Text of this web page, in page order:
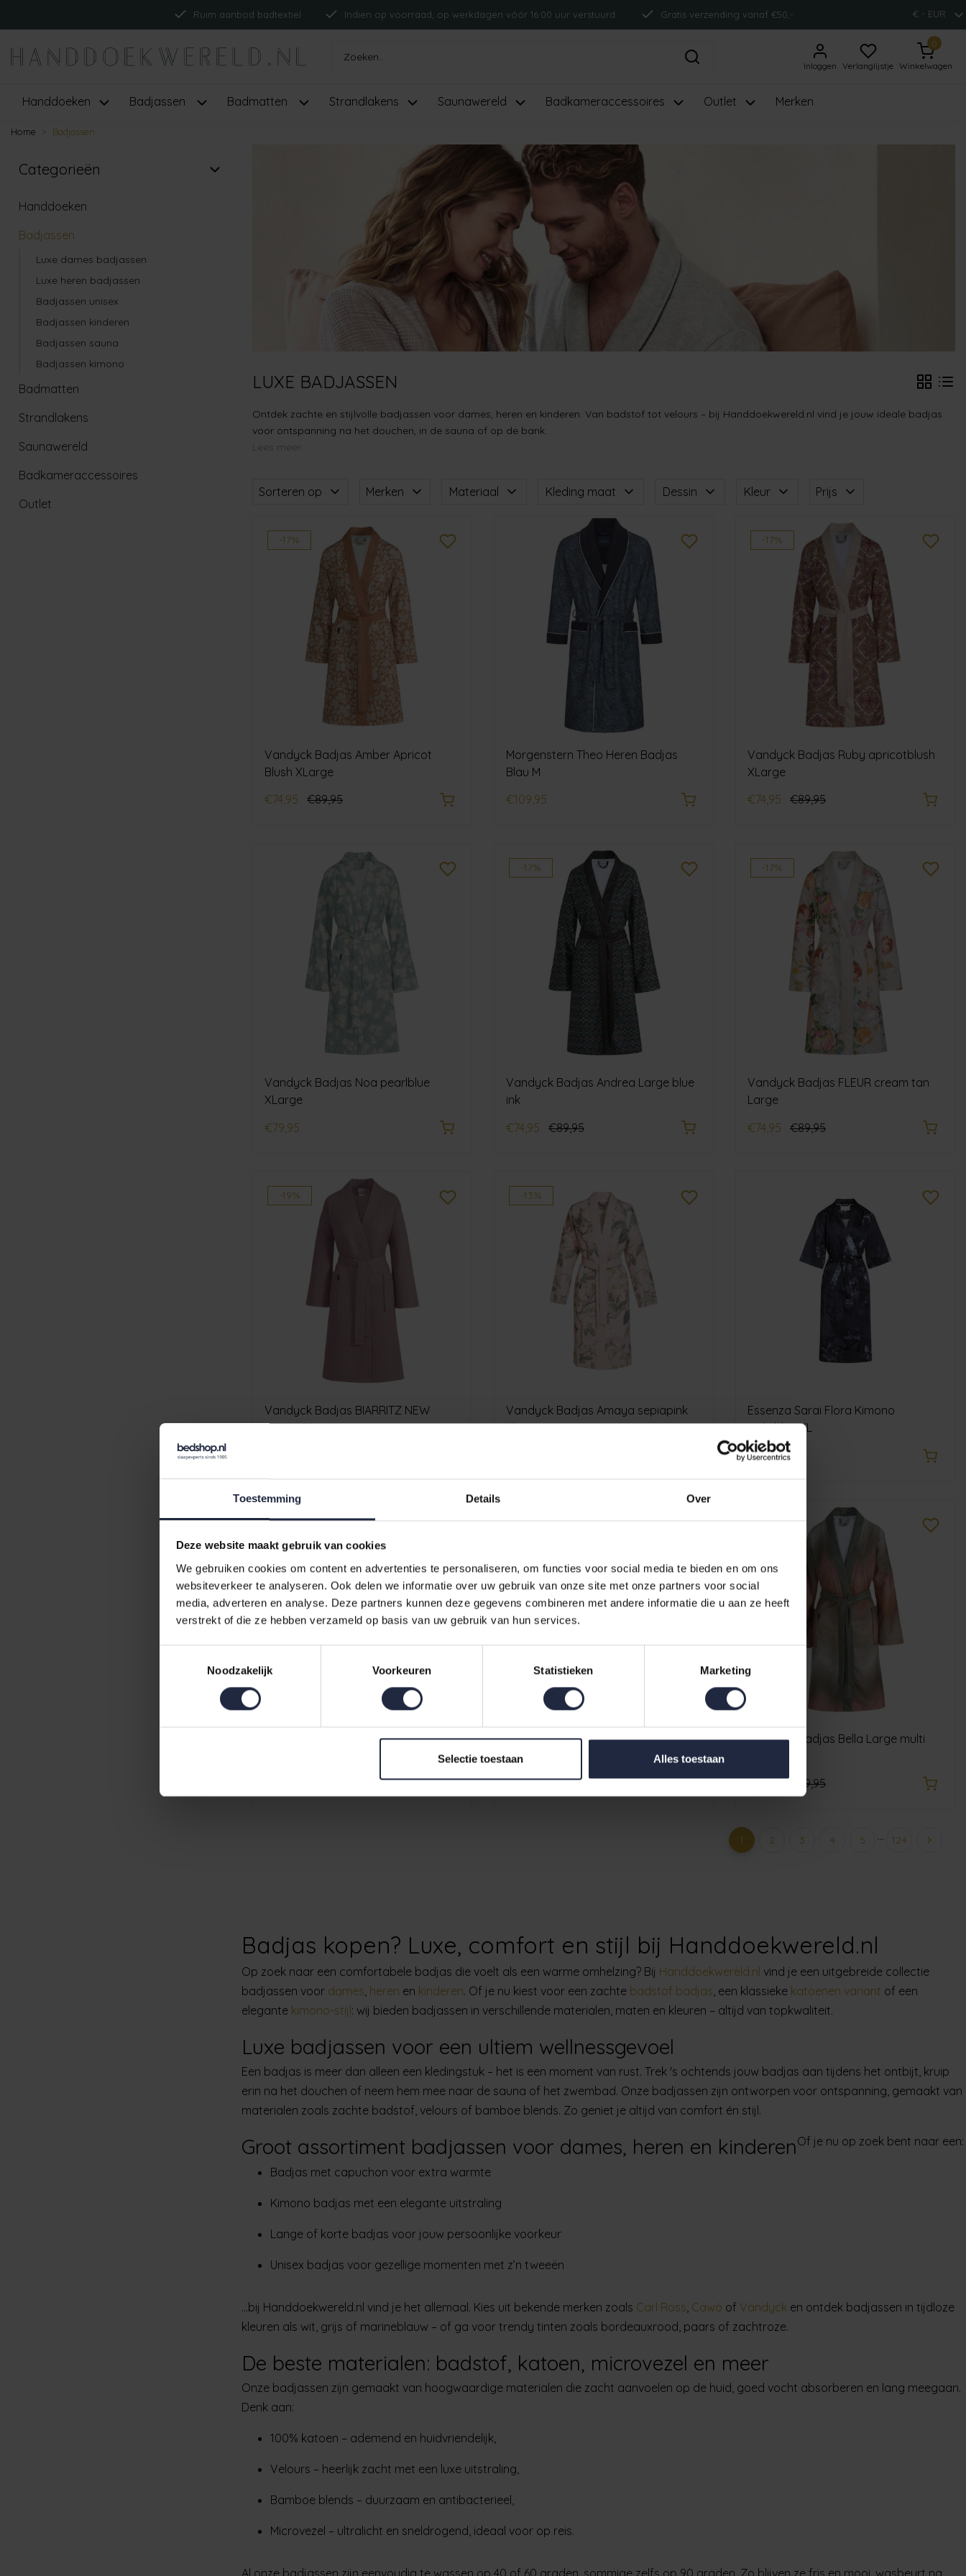
Toestemming Details Over
Deze website maakt gebruik van cookies
We gebruiken cookies om content en advertenties te personaliseren, om functies voor social media te bieden en om ons
websiteverkeer te analyseren. Ook delen we informatie over uw gebruik van onze site met onze partners voor social
media, adverteren en analyse. Deze partners kunnen deze gegevens combineren met andere informatie die u aan ze heeft
verstrekt of die ze hebben verzameld op basis van uw gebruik van hun services.
Noodzakelijk
Voorkeuren Statistieken Marketing
Selectie toestaan Alles toestaan
Ruim aanbod badtextiel Indien op voorraad, op werkdagen vóór 16:00 uur verstuurd. Gratis verzending vanaf €50,- € - EUR
Inloggen Verlanglijstje
0
Winkelwagen
Handdoeken Badjassen Badmatten Strandlakens Saunawereld Badkameraccessoires Outlet Merken
Home Badjassen
Categorieën
Handdoeken
Badjassen
Luxe dames badjassen
Luxe heren badjassen
Badjassen unisex
Badjassen kinderen
Badjassen sauna
Badjassen kimono
Badmatten
Strandlakens
Saunawereld
Badkameraccessoires
Outlet
LUXE BADJASSEN
Ontdek zachte en stijlvolle badjassen voor dames, heren en kinderen. Van badstof tot velours – bij Handdoekwereld.nl vind je jouw ideale badjas
voor ontspanning na het douchen, in de sauna of op de bank.
Lees meer.
Sorteren op Merken Materiaal Kleding maat Dessin Kleur Prijs
-17%
Vandyck Badjas Amber Apricot
Blush XLarge
€74,95
€89,95
Morgenstern Theo Heren Badjas
Blau M
€109,95
-17%
Vandyck Badjas Ruby apricotblush
XLarge
€74,95
€89,95
Vandyck Badjas Noa pearlblue
XLarge
€79,95
-17%
Vandyck Badjas Andrea Large blue
ink
€74,95
€89,95
-17%
Vandyck Badjas FLEUR cream tan
Large
€74,95
€89,95
-19%
Vandyck Badjas BIARRITZ NEW
mauve XLarge
-13%
Vandyck Badjas Amaya sepiapink
XLarge
Essenza Sarai Flora Kimono
nightblue XL
€59,95
-20%
Vandyck Badjas Vogue sepiapink
-17%
Vandyck Badjas Andrea Small blue
ink
€74,95 €89,95
-17%
Vandyck Badjas Bella Large multi
€74,95 €89,95
1 2 3 4 5 ... 124
Badjas kopen? Luxe, comfort en stijl bij Handdoekwereld.nl
Op zoek naar een comfortabele badjas die voelt als een warme omhelzing? Bij Handdoekwereld.nl vind je een uitgebreide collectie
badjassen voor dames, heren en kinderen. Of je nu kiest voor een zachte badstof badjas, een klassieke katoenen variant of een
elegante kimono-stijl : wij bieden badjassen in verschillende materialen, maten en kleuren – altijd van topkwaliteit.
Luxe badjassen voor een ultiem wellnessgevoel
Een badjas is meer dan alleen een kledingstuk – het is een moment van rust. Trek 's ochtends jouw badjas aan tijdens het ontbijt, kruip
erin na het douchen of neem hem mee naar de sauna of het zwembad. Onze badjassen zijn ontworpen voor ontspanning, gemaakt van
materialen zoals zachte badstof, velours of bamboe blends. Zo geniet je altijd van comfort én stijl.
Groot assortiment badjassen voor dames, heren en kinderenOf je nu op zoek bent naar een:
Badjas met capuchon voor extra warmte
Kimono badjas met een elegante uitstraling
Lange of korte badjas voor jouw persoonlijke voorkeur
Unisex badjas voor gezellige momenten met z’n tweeën
...bij Handdoekwereld.nl vind je het allemaal. Kies uit bekende merken zoals Carl Ross, Cawö of Vandyck en ontdek badjassen in tijdloze
kleuren als wit, grijs of marineblauw – of ga voor trendy tinten zoals bordeauxrood, paars of zachtroze.
De beste materialen: badstof, katoen, microvezel en meer
Onze badjassen zijn gemaakt van hoogwaardige materialen die zacht aanvoelen op de huid, goed vocht absorberen en lang meegaan.
Denk aan:
100% katoen – ademend en huidvriendelijk,
Velours – heerlijk zacht met een luxe uitstraling,
Bamboe blends – duurzaam en antibacterieel,
Microvezel – ultralicht en sneldrogend, ideaal voor op reis.